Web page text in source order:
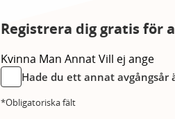
Registrera dig gratis för
Kvinna Man AnnatVill ej ange
Hade du ett annat avgångsår
*Obligatoriska fält